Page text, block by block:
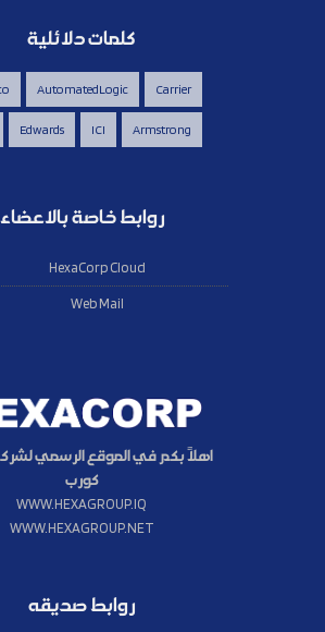
كلمات دلائلية
Carrier
AutomatedLogic
Armstrong
ICI
Edwards
روابط خاصة بالاعضاء
HexaCorp Cloud
Web Mail
اهلاً بكم في الموقع الرسمي
كورب
WWW.HEXAGROUP.IQ
WWW.HEXAGROUP.NET
روابط صديقه